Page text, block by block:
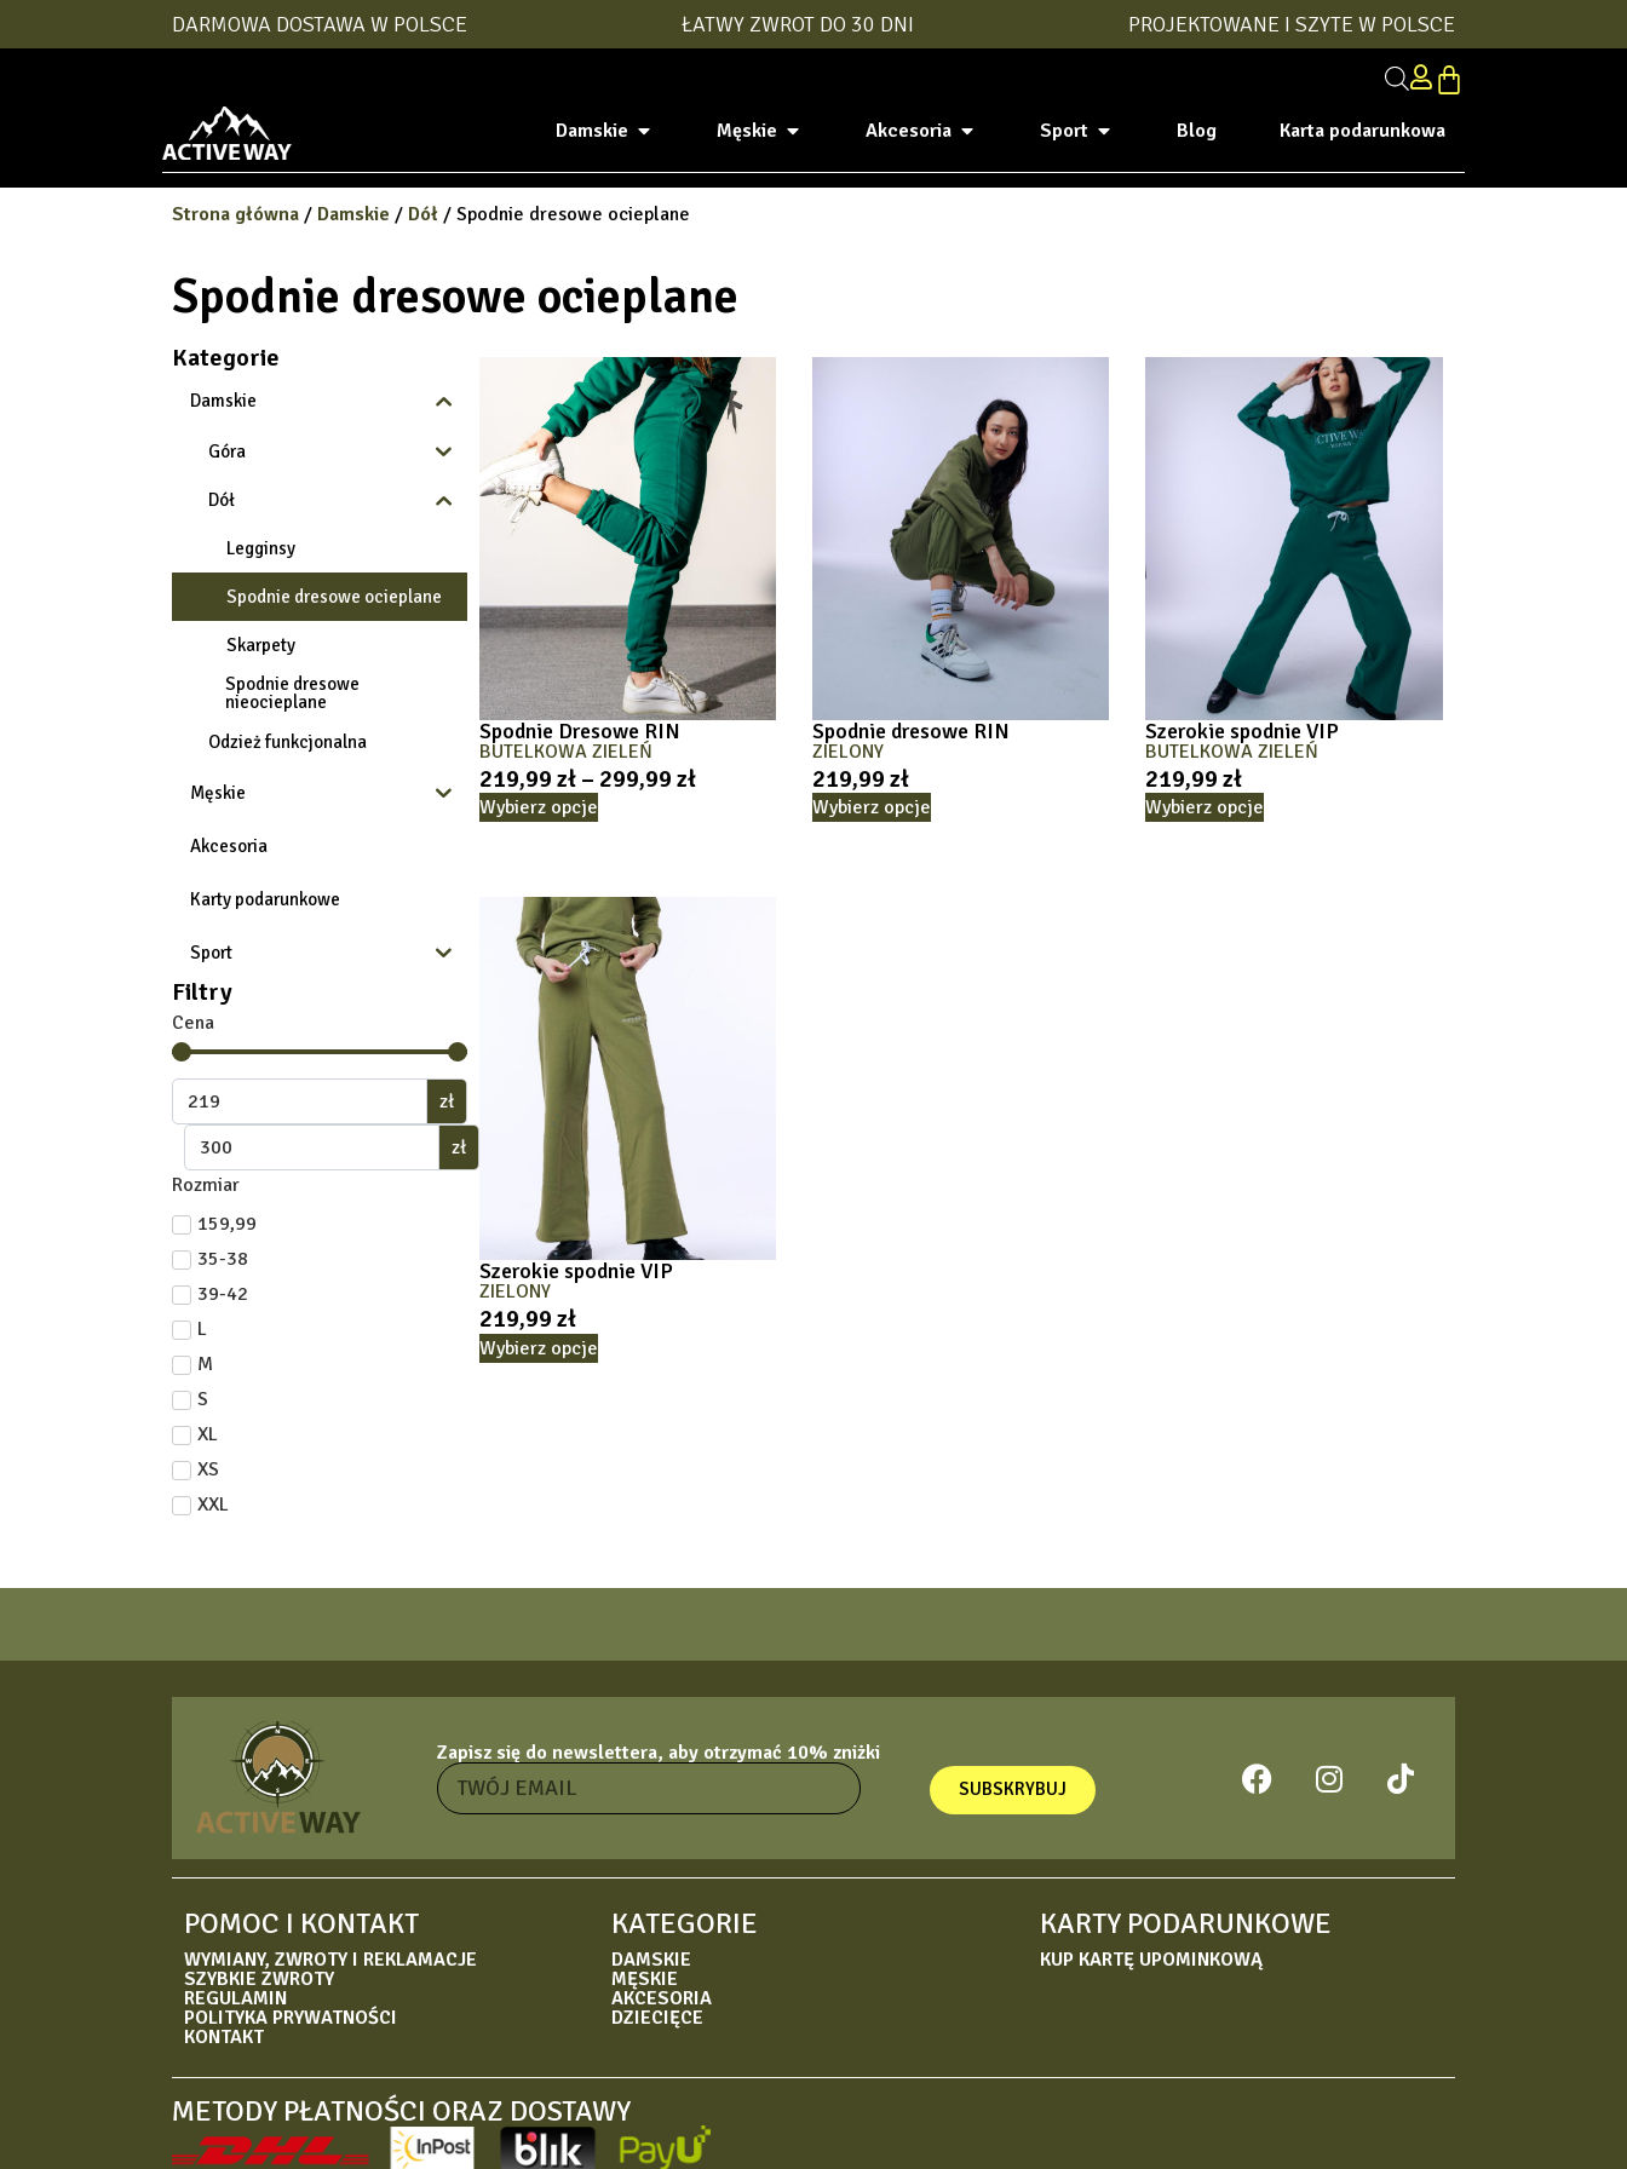
DARMOWA DOSTAWA W POLSCE ŁATWY ZWROT DO 30 DNI PROJEKTOWANE I SZYTE W POLSCE
Damskie Męskie Akcesoria Sport Blog Karta podarunkowa
Strona główna / Damskie / Dół / Spodnie dresowe ocieplane
Spodnie dresowe ocieplane
Kategorie
Damskie
Góra
Dół
Legginsy
Spodnie dresowe ocieplane
Skarpety
Spodnie dresowe
nieocieplane
Odzież funkcjonalna
Męskie
Akcesoria
Karty podarunkowe
Sport
Filtry
Cena
zł
zł
Rozmiar
159,99
35-38
39-42
L
M
S
XL
XS
XXL
Spodnie Dresowe RIN
BUTELKOWA ZIELEŃ
219,99zł – 299,99zł
Wybierz opcje
Spodnie dresowe RIN
ZIELONY
219,99zł
Wybierz opcje
Szerokie spodnie VIP
BUTELKOWA ZIELEŃ
219,99zł
Wybierz opcje
Szerokie spodnie VIP
ZIELONY
219,99zł
Wybierz opcje
Zapisz się do newslettera, aby otrzymać 10% zniżki
SUBSKRYBUJ
POMOC I KONTAKT
WYMIANY, ZWROTY I REKLAMACJE
SZYBKIE ZWROTY
REGULAMIN
POLITYKA PRYWATNOŚCI
KONTAKT
KATEGORIE
DAMSKIE
MĘSKIE
AKCESORIA
DZIECIĘCE
KARTY PODARUNKOWE
KUP KARTĘ UPOMINKOWĄ
METODY PŁATNOŚCI ORAZ DOSTAWY